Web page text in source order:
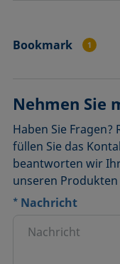
Bookmark 1
Nehmen Sie
Haben Sie
füllen Sie das
beantworten wir
unseren
* Nachricht